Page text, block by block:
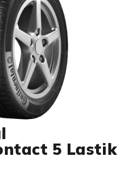
5 Lastik